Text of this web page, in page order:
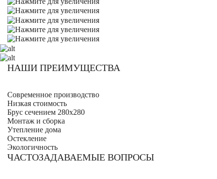
НАШИ ПРЕИМУЩЕСТВА
Современное производство
Низкая стоимость
Брус сечением 280х280
Монтаж и сборка
Утепление дома
Остекление
Экологичность
ЧАСТОЗАДАВАЕМЫЕ ВОПРОСЫ